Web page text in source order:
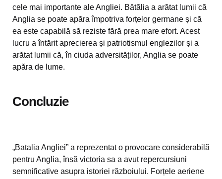
cele mai importante ale Angliei. Bătălia a arătat lumii că
Anglia se poate apăra împotriva forțelor germane și că
ea este capabilă să reziste fără prea mare efort. Acest
lucru a întărit aprecierea și patriotismul englezilor și a
arătat lumii că, în ciuda adversităților, Anglia se poate
apăra de lume.
Concluzie
„Batalia Angliei” a reprezentat o provocare considerabilă
pentru Anglia, însă victoria sa a avut repercursiuni
semnificative asupra istoriei războiului. Forțele aeriene